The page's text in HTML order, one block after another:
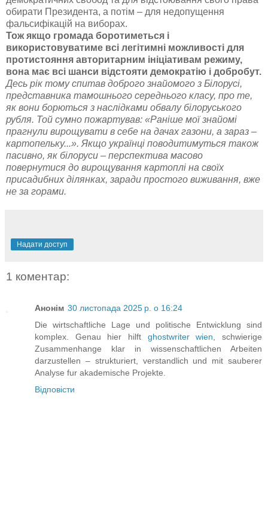
обирати Президента, а потім – для недопущення
фальсифікацій на виборах.
Тож якщо громада боротиметься і
використовуватиме всі легітимні можливості для
протистояння авторитарним ініціативам режиму,
вона має всі шанси відстояти демократію і добробут.
Десь рік тому спитав доброго знайомого з Білорусі,
представника тамошнього середнього класу, про те,
як вони борються з наслідками обвалу білоруського
рубля. Той сумно пожартував: «Раніше мої знайомі
прагнули вирощувати в себе на дачах газони, а зараз –
картопельку...». Якщо українці поводитимуться також
пасивно, як білоруси – перспектива масово
повернутися до вирощування картоплі на своїх
присадибних ділянках, заради простого виживання, вже
не за горами.
Надати доступ
1 коментар:
Анонім 30 листопада 2025 р. о 16:24
Die wirtschaftliche Lage und politische Entwicklung sind
komplex. Genau hier hilft ghostwriter wien , schwierige
Zusammenhange klar in wissenschaftlichen Arbeiten
darzustellen – strukturiert, verstandlich und mit sauberer
Analyse fur akademische Projekte.
Відповісти